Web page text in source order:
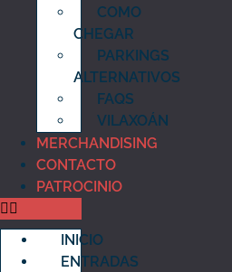
COMO
CHEGAR
PARKINGS
ALTERNATIVOS
FAQS
VILAXOÁN
MERCHANDISING
CONTACTO
PATROCINIO
INICIO
ENTRADAS